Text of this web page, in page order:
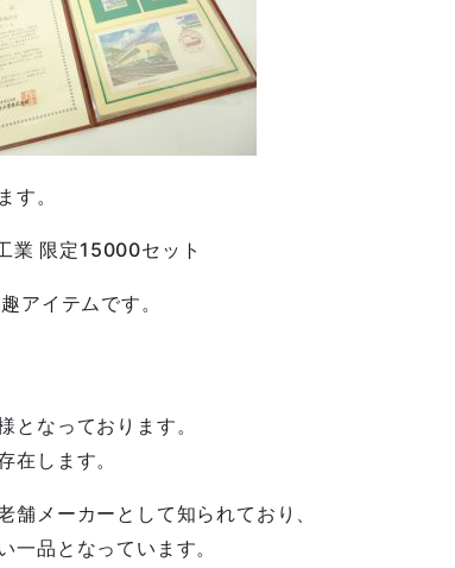
す。
業 限定15000セット
アイテムです。
となっております。
在します。
メーカーとして知られており、
一品となっています。